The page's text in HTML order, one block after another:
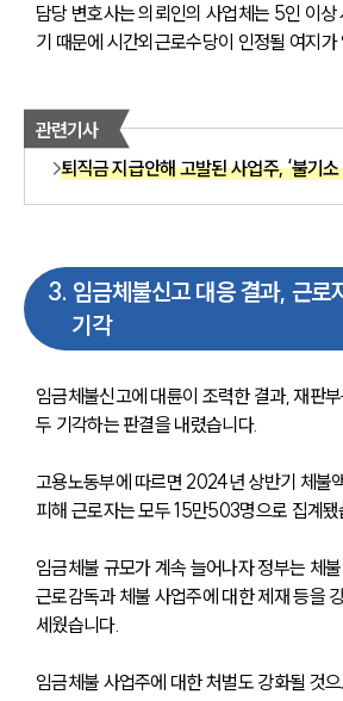
담당 변호사는 의뢰인의 사업체는 5인 이상
기 때문에 시간외근로수당이 인정될 여지
관련기사
퇴직금 지급안해 고발된 사업주, ‘불기소
3. 임금체불신고 대응 결과, 근로
기각
임금체불신고에 대륜이 조력한 결과, 재판
두 기각하는 판결을 내렸습니다.
고용노동부에 따르면 2024년 상반기 체불
피해 근로자는 모두 15만503명으로 집계됐
임금체불 규모가 계속 늘어나자 정부는 체
근로감독과 체불 사업주에 대한 제재 등을
세웠습니다.
임금체불 사업주에 대한 처벌도 강화될 것